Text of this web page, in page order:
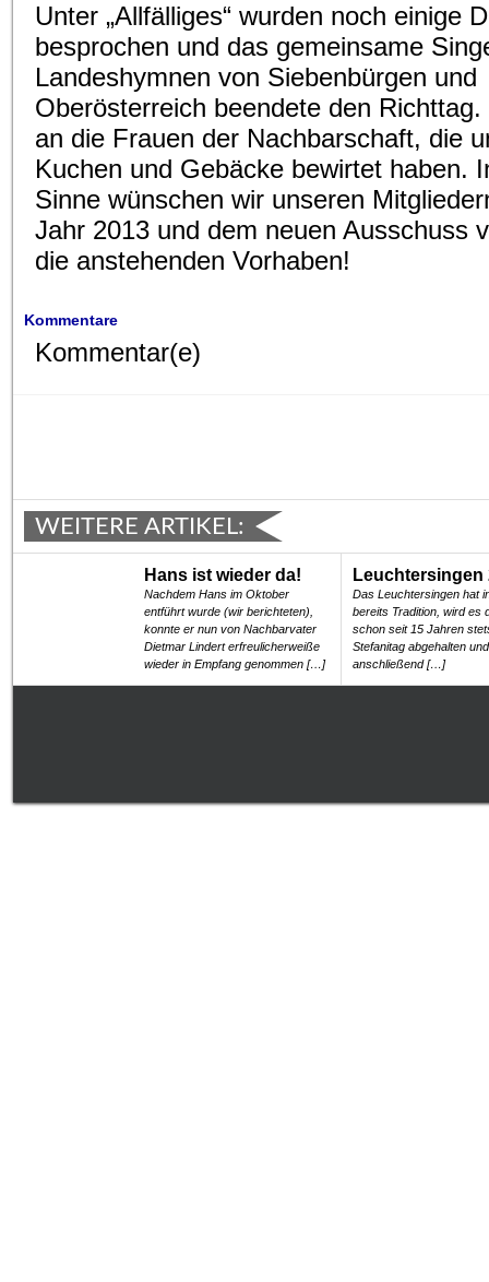
Unter „Allfälliges“ wurden noch einige
besprochen und das gemeinsame
Landeshymnen von Siebenbürgen und
Oberösterreich beendete den
an die Frauen der Nachbarschaft, die
Kuchen und Gebäcke bewirtet haben.
Sinne wünschen wir unseren
Jahr 2013 und dem neuen Ausschuss
die anstehenden Vorhaben!
Kommentare
Kommentar(e)
WEITERE ARTIKEL:
Hans ist wieder da!
Nachdem Hans im Oktober
entführt wurde (wir berichteten),
konnte er nun von Nachbarvater
Dietmar Lindert erfreulicherweiße
wieder in Empfang genommen […]
Leuchtersingen
Das Leuchtersingen hat
bereits Tradition, wird es
schon seit 15 Jahren
Stefanitag abgehalten und
anschließend […]